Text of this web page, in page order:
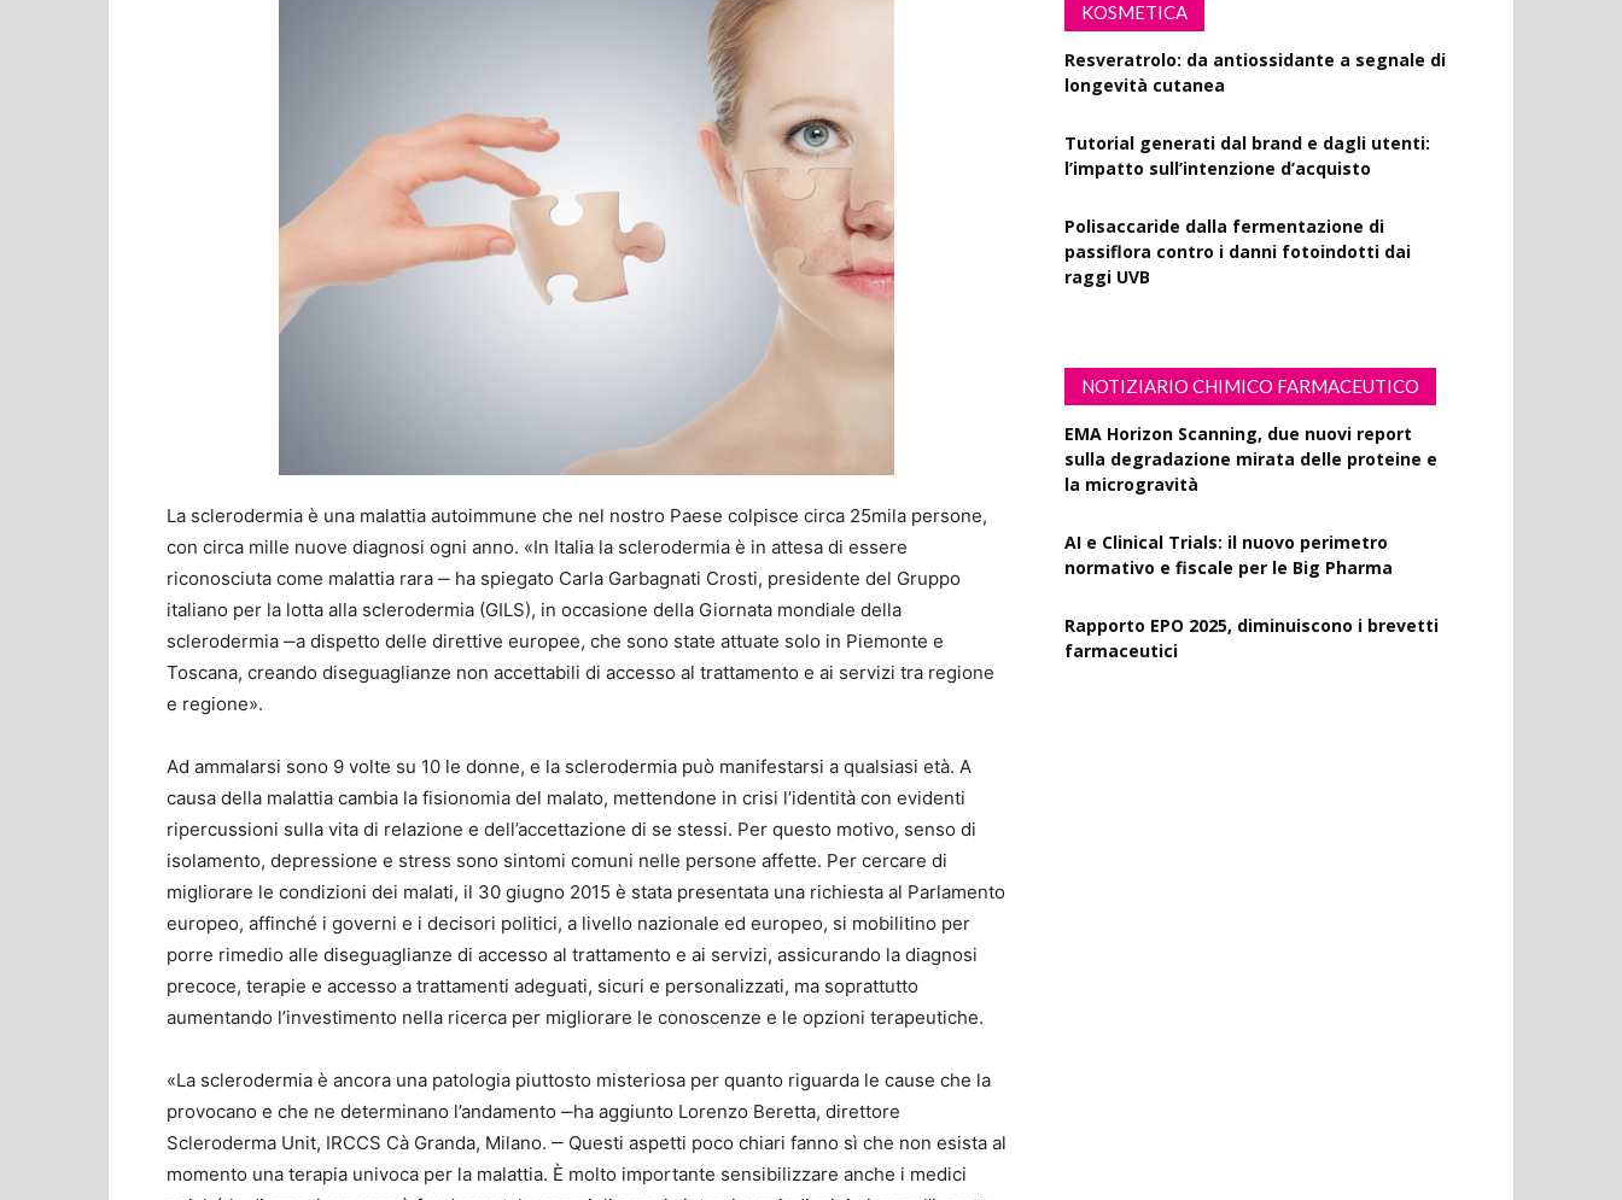
La sclerodermia è una malattia autoimmune che nel nostro Paese colpisce circa 25mila persone,
con circa mille nuove diagnosi ogni anno. «In Italia la sclerodermia è in attesa di essere
riconosciuta come malattia rara ‒ ha spiegato Carla Garbagnati Crosti, presidente del Gruppo
italiano per la lotta alla sclerodermia (GILS), in occasione della Giornata mondiale della
sclerodermia ‒a dispetto delle direttive europee, che sono state attuate solo in Piemonte e
Toscana, creando diseguaglianze non accettabili di accesso al trattamento e ai servizi tra regione
e regione».
Ad ammalarsi sono 9 volte su 10 le donne, e la sclerodermia può manifestarsi a qualsiasi età. A
causa della malattia cambia la fisionomia del malato, mettendone in crisi l’identità con evidenti
ripercussioni sulla vita di relazione e dell’accettazione di se stessi. Per questo motivo, senso di
isolamento, depressione e stress sono sintomi comuni nelle persone affette. Per cercare di
migliorare le condizioni dei malati, il 30 giugno 2015 è stata presentata una richiesta al Parlamento
europeo, affinché i governi e i decisori politici, a livello nazionale ed europeo, si mobilitino per
porre rimedio alle diseguaglianze di accesso al trattamento e ai servizi, assicurando la diagnosi
precoce, terapie e accesso a trattamenti adeguati, sicuri e personalizzati, ma soprattutto
aumentando l’investimento nella ricerca per migliorare le conoscenze e le opzioni terapeutiche.
«La sclerodermia è ancora una patologia piuttosto misteriosa per quanto riguarda le cause che la
provocano e che ne determinano l’andamento ‒ha aggiunto Lorenzo Beretta, direttore
Scleroderma Unit, IRCCS Cà Granda, Milano. ‒ Questi aspetti poco chiari fanno sì che non esista al
momento una terapia univoca per la malattia. È molto importante sensibilizzare anche i medici
KOSMETICA
Resveratrolo: da antiossidante a segnale di
longevità cutanea
Tutorial generati dal brand e dagli utenti:
l’impatto sull’intenzione d’acquisto
Polisaccaride dalla fermentazione di
passiflora contro i danni fotoindotti dai
raggi UVB
NOTIZIARIO CHIMICO FARMACEUTICO
EMA Horizon Scanning, due nuovi report
sulla degradazione mirata delle proteine e
la microgravità
AI e Clinical Trials: il nuovo perimetro
normativo e fiscale per le Big Pharma
Rapporto EPO 2025, diminuiscono i brevetti
farmaceutici